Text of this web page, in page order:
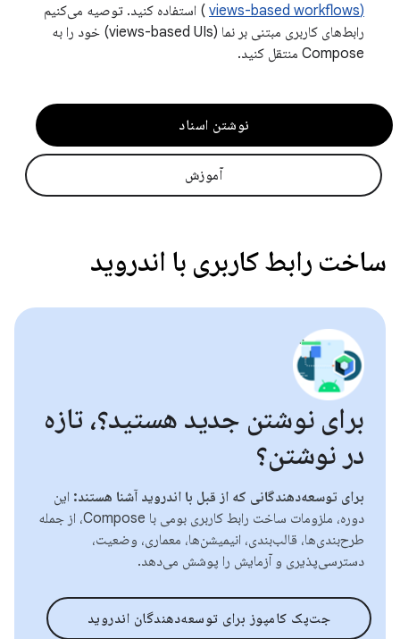
(views-based workflows
) استفاده کنید. توصیه می‌کنیم
رابط‌های کاربری مبتنی بر نما (views-based UIs) خود را به
Compose منتقل کنید.
نوشتن اسناد
آموزش
ساخت رابط کاربری با اندروید
برای نوشتن جدید هستید؟، تازه
در نوشتن؟
برای توسعه‌دهندگانی که از قبل با اندروید آشنا هستند: این
دوره، ملزومات ساخت رابط کاربری بومی با Compose، از جمله
طرح‌بندی‌ها، قالب‌بندی، انیمیشن‌ها، معماری، وضعیت،
دسترسی‌پذیری و آزمایش را پوشش می‌دهد.
جت‌پک کامپوز برای توسعه‌دهندگان اندروید